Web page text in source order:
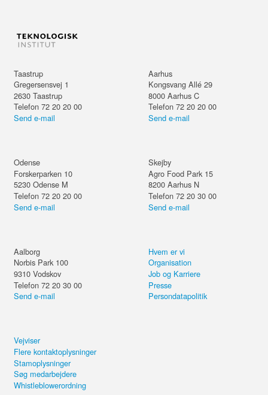
Taastrup
Gregersensvej 1
2630 Taastrup
Telefon 72 20 20 00
Send e-mail
Aarhus
Kongsvang Allé 29
8000 Aarhus C
Telefon 72 20 20 00
Send e-mail
Odense
Forskerparken 10
5230 Odense M
Telefon 72 20 20 00
Send e-mail
Skejby
Agro Food Park 15
8200 Aarhus N
Telefon 72 20 30 00
Send e-mail
Aalborg
Norbis Park 100
9310 Vodskov
Telefon 72 20 30 00
Send e-mail
Hvem er vi
Organisation
Job og Karriere
Presse
Persondatapolitik
Vejviser
Flere kontaktoplysninger
Stamoplysninger
Søg medarbejdere
Whistleblowerordning